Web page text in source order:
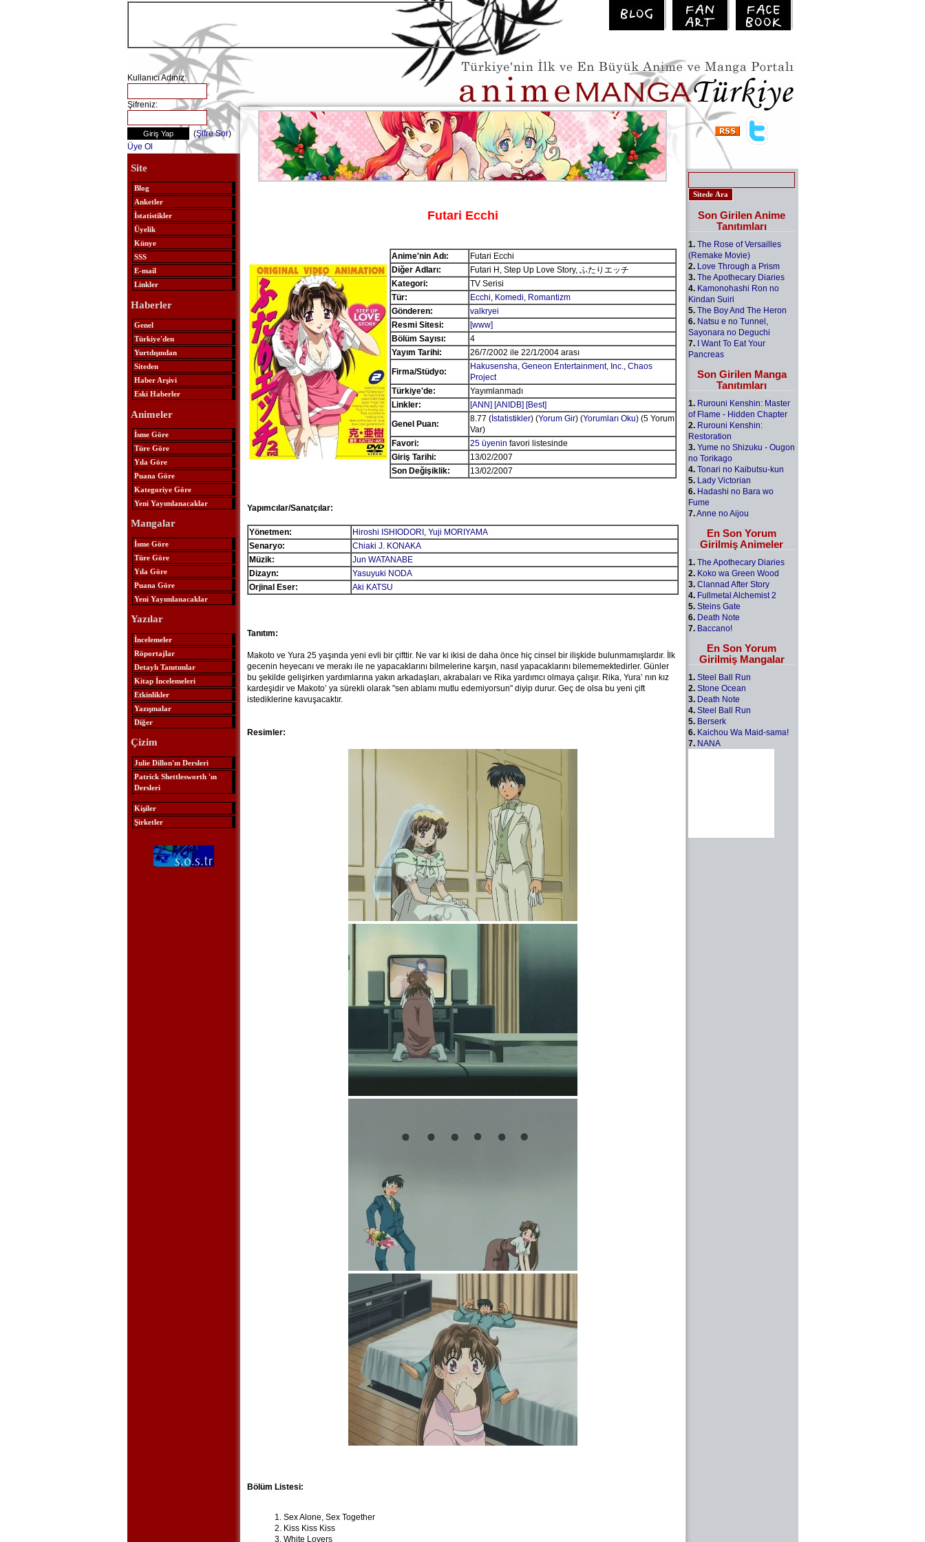
Kullanıcı Adınız:
Şifreniz:
(Şifre Sor)
Üye Ol
Site
Blog
Anketler
İstatistikler
Üyelik
Künye
SSS
E-mail
Linkler
Haberler
Genel
Türkiye'den
Yurtdışından
Siteden
Haber Arşivi
Eski Haberler
Animeler
İsme Göre
Türe Göre
Yıla Göre
Puana Göre
Kategoriye Göre
Yeni Yayımlanacaklar
Mangalar
İsme Göre
Türe Göre
Yıla Göre
Puana Göre
Yeni Yayımlanacaklar
Yazılar
İncelemeler
Röportajlar
Detaylı Tanıtımlar
Kitap İncelemeleri
Etkinlikler
Yazışmalar
Diğer
Çizim
Julie Dillon'ın Dersleri
Patrick Shettlesworth 'ın
Dersleri
Kişiler
Şirketler
Futari Ecchi
Anime'nin Adı:
Futari Ecchi
Diğer Adları:
Futari H, Step Up Love Story, ふたりエッチ
Kategori:
TV Serisi
Tür:
Ecchi, Komedi, Romantizm
Gönderen:
valkryei
Resmi Sitesi:
[www]
Bölüm Sayısı:
4
Yayım Tarihi:
26/7/2002 ile 22/1/2004 arası
Firma/Stüdyo:
Hakusensha, Geneon Entertainment, Inc., Chaos
Project
Türkiye'de:
Yayımlanmadı
Linkler:
[ANN] [ANIDB] [Best]
Genel Puan:
8.77 (İstatistikler) (Yorum Gir) (Yorumları Oku) (5 Yorum
Var)
Favori:
25 üyenin favori listesinde
Giriş Tarihi:
13/02/2007
Son Değişiklik:
13/02/2007
Yapımcılar/Sanatçılar:
Yönetmen: Hiroshi ISHIODORI , Yuji MORIYAMA
Senaryo:
Chiaki J. KONAKA
Müzik:
Jun WATANABE
Dizayn:
Yasuyuki NODA
Orjinal Eser:
Aki KATSU
Tanıtım:
Makoto ve Yura 25 yaşında yeni evli bir çifttir. Ne var ki ikisi de daha önce hiç cinsel bir ilişkide bulunmamışlardır. İlk
gecenin heyecanı ve merakı ile ne yapacaklarını bilmelerine karşın, nasıl yapacaklarını bilememektedirler. Günler
bu şekilde gelişirken yardımlarına yakın arkadaşları, akrabaları ve Rika yardımcı olmaya çalışır. Rika, Yura’ nın kız
kardeşidir ve Makoto’ ya sürekli olarak "sen ablamı mutlu edemiyorsun" diyip durur. Geç de olsa bu yeni çift
istediklerine kavuşacaktır.
Resimler:
Bölüm Listesi:
Sex Alone, Sex Together
Kiss Kiss Kiss
White Lovers
Son Girilen Anime
Tanıtımları
1. The Rose of Versailles
(Remake Movie)
2. Love Through a Prism
3. The Apothecary Diaries
4. Kamonohashi Ron no
Kindan Suiri
5. The Boy And The Heron
6. Natsu e no Tunnel,
Sayonara no Deguchi
7. I Want To Eat Your
Pancreas
Son Girilen Manga
Tanıtımları
1. Rurouni Kenshin: Master
of Flame - Hidden Chapter
2. Rurouni Kenshin:
Restoration
3. Yume no Shizuku - Ougon
no Torikago
4. Tonari no Kaibutsu-kun
5. Lady Victorian
6. Hadashi no Bara wo
Fume
7.Anne no Aijou
En Son Yorum
Girilmiş Animeler
1. The Apothecary Diaries
2. Koko wa Green Wood
3. Clannad After Story
4. Fullmetal Alchemist 2
5. Steins Gate
6. Death Note
7. Baccano!
En Son Yorum
Girilmiş Mangalar
1. Steel Ball Run
2. Stone Ocean
3. Death Note
4. Steel Ball Run
5. Berserk
6. Kaichou Wa Maid-sama!
7. NANA